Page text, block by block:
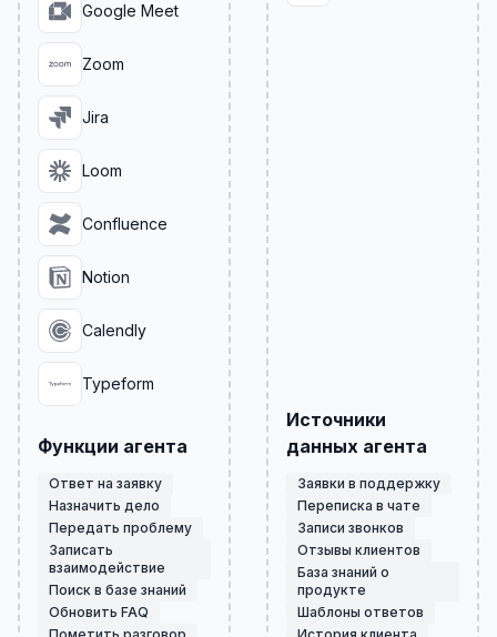
Google Meet
Zoom
Jira
Loom
Confluence
Notion
Calendly
Typeform
Функции агента
Ответ на заявку
Назначить дело
Передать проблему
Записать
взаимодействие
Поиск в базе знаний
Обновить FAQ
Источники
данных агента
Заявки в поддержку
Переписка в чате
Записи звонков
Отзывы клиентов
База знаний о
продукте
Шаблоны ответов